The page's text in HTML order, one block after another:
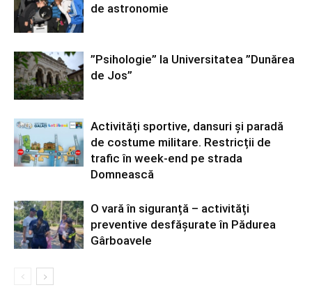
de astronomie
”Psihologie” la Universitatea ”Dunărea
de Jos”
Activități sportive, dansuri și paradă
de costume militare. Restricții de
trafic în week-end pe strada
Domnească
O vară în siguranță – activități
preventive desfășurate în Pădurea
Gârboavele